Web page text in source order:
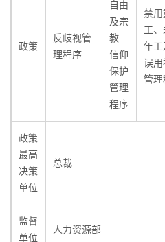
政策
反歧视管
理程序
自由
及宗
教
信仰
保护
管理
程序
禁用
工
年工
误用
管理
政策
最高
决策
单位
总裁
监督
单位
人力资源部